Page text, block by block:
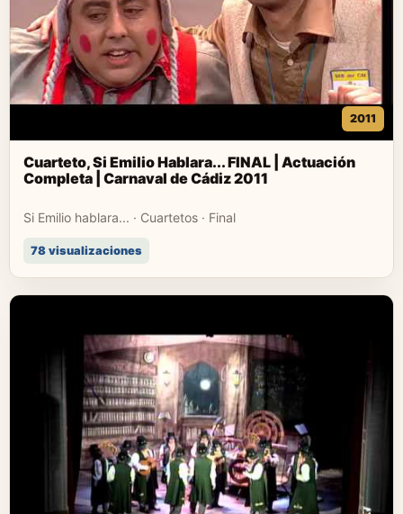
2011
Cuarteto, Si Emilio Hablara... FINAL | Actuación
Completa | Carnaval de Cádiz 2011
Si Emilio hablara... · Cuartetos · Final
78 visualizaciones